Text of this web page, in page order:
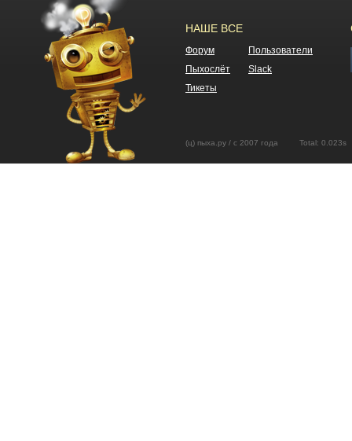
НАШЕ ВСЕ
Форум
Пользователи
Пыхослёт
Slack
Тикеты
(ц) пыха.ру / с 2007 года Total: